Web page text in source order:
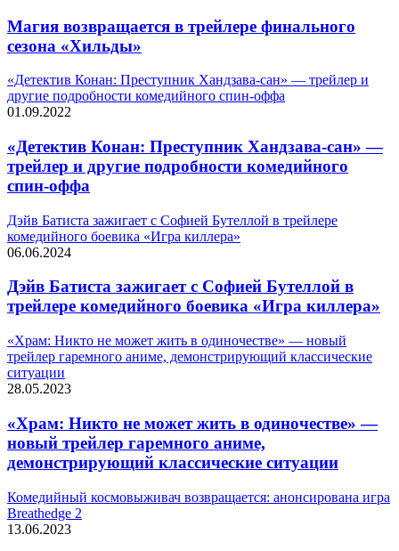
Магия возвращается в трейлере финального
сезона «Хильды»
«Детектив Конан: Преступник Хандзава-сан» — трейлер и
другие подробности комедийного спин-оффа
01.09.2022
«Детектив Конан: Преступник Хандзава-сан» —
трейлер и другие подробности комедийного
спин-оффа
Дэйв Батиста зажигает с Софией Бутеллой в трейлере
комедийного боевика «Игра киллера»
06.06.2024
Дэйв Батиста зажигает с Софией Бутеллой в
трейлере комедийного боевика «Игра киллера»
«Храм: Никто не может жить в одиночестве» — новый
трейлер гаремного аниме, демонстрирующий классические
ситуации
28.05.2023
«Храм: Никто не может жить в одиночестве» —
новый трейлер гаремного аниме,
демонстрирующий классические ситуации
Комедийный космовыживач возвращается: анонсирована игра
Breathedge 2
13.06.2023